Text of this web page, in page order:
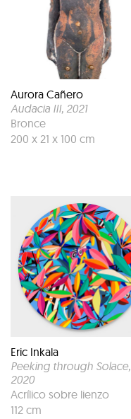
Aurora Cañero
Audacia III, 2021
Bronce
200 x 21 x 100 cm
Eric Inkala
Peeking through Solace,
2020
Acrílico sobre lienzo
112 cm